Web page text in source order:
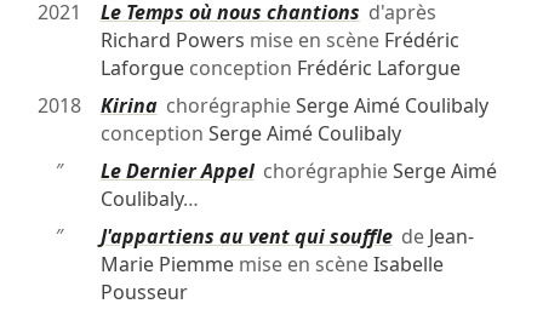
2021
Le Temps où nous chantions d'après
Richard Powers mise en scène Frédéric
Laforgueconception Frédéric Laforgue
2018
KirinachorégraphieSerge Aimé Coulibaly
conception Serge Aimé Coulibaly
″
Le Dernier AppelchorégraphieSerge Aimé
Coulibaly…
″
J'appartiens au vent qui soufflede Jean-
Marie Piemmemise en scèneIsabelle
Pousseur